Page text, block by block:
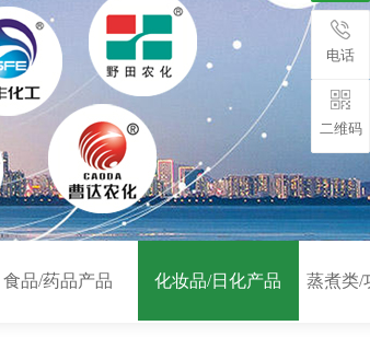
蒸煮类/
化妆品/日化产品
食品/药品产品
电话
二维码